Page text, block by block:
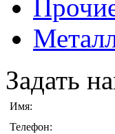
Задать
Имя:
Телефон: